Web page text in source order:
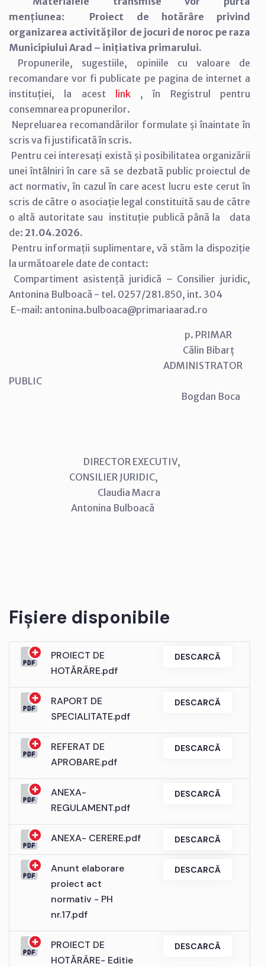
mențiunea: Proiect de hotărâre privind
organizarea activităţilor de jocuri de noroc pe raza
Municipiului Arad – inițiativa primarului.
Propunerile, sugestiile, opiniile cu valoare de
recomandare vor fi publicate pe pagina de internet a
instituției, la acest link, în Registrul pentru
consemnarea propunerilor.
Nepreluarea recomandărilor formulate și înaintate în
scris va fi justificată în scris.
Pentru cei interesați există și posibilitatea organizării
unei întâlniri în care să se dezbată public proiectul de
act normativ, în cazul în care acest lucru este cerut în
scris de către o asociație legal constituită sau de către
o altă autoritate sau instituție publică până la data
de: 21.04.2026.
Pentru informații suplimentare, vă stăm la dispoziție
la următoarele date de contact:
Compartiment asistență juridică – Consilier juridic,
Antonina Bulboacă - tel. 0257/281.850, int. 304
E-mail: antonina.bulboaca@primariaarad.ro
p. PRIMAR
Călin Bibarț
ADMINISTRATOR
PUBLIC
Bogdan Boca
DIRECTOR EXECUTIV,
CONSILIER JURIDIC,
Claudia Macra
Antonina Bulboacă
Fișiere disponibile
PROIECT DE
HOTĂRÂRE.pdf
DESCARCĂ
RAPORT DE
SPECIALITATE.pdf
DESCARCĂ
REFERAT DE
APROBARE.pdf
DESCARCĂ
ANEXA-
REGULAMENT.pdf
DESCARCĂ
ANEXA- CERERE.pdf DESCARCĂ
Anunt elaborare
proiect act
normativ - PH
nr.17.pdf
DESCARCĂ
PROIECT DE
HOTĂRÂRE- Editie
DESCARCĂ